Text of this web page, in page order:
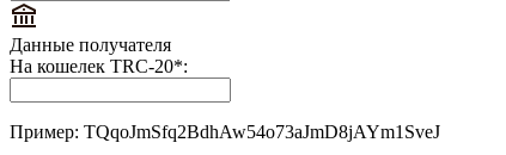
Данные получателя
На кошелек TRC-20*:
Пример: TQqoJmSfq2BdhAw54o73aJmD8jAYm1SveJ